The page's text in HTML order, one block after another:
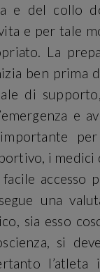
e del collo
e per tale
La
ben prima
di
e
importante
i
accesso
una
sia esso
si
l’atleta